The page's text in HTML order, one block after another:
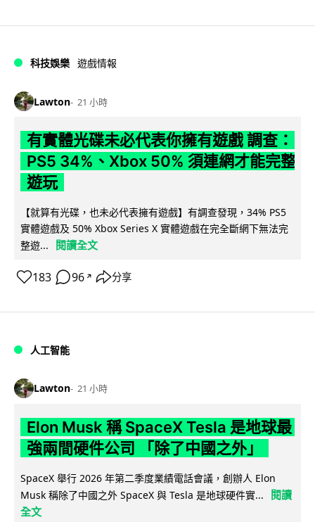
科技娛樂 遊戲情報
Lawton 21 小時
有實體光碟未必代表你擁有遊戲 調查：
PS5 34%、Xbox 50% 須連網才能完整
遊玩
【就算有光碟，也未必代表擁有遊戲】有調查發現，34% PS5
實體遊戲及 50% Xbox Series X 實體遊戲在完全斷網下無法完
整遊...
閱讀全文
183 96 ↗ 分享
人工智能
Lawton 21 小時
Elon Musk 稱 SpaceX Tesla 是地球最
強兩間硬件公司 「除了中國之外」
SpaceX 舉行 2026 年第二季度業績電話會議，創辦人 Elon
Musk 稱除了中國之外 SpaceX 與 Tesla 是地球硬件實...
閱讀
全文